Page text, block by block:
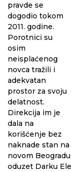
pravde se
dogodio tokom
2011. godine.
Porotnici su
osim
neisplaćenog
novca tražili i
adekvatan
prostor za svoju
delatnost.
Direkcija im je
dala na
korišćenje bez
naknade stan na
novom Beogradu
oduzet Darku